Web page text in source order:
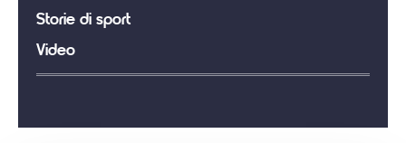
Storie di sport
Video